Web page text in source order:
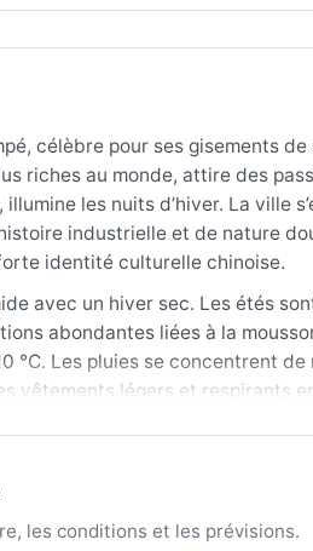
célèbre pour ses gisements de
riches au monde, attire des
les nuits d’hiver. La ville
industrielle et de nature
identité culturelle chinoise.
avec un hiver sec. Les étés
abondantes liées à la
°C. Les pluies se concentrent de
vêtements légers et respirants
également plaisant, bien que
phénomène fréquent dans le
les conditions et les prévisions.